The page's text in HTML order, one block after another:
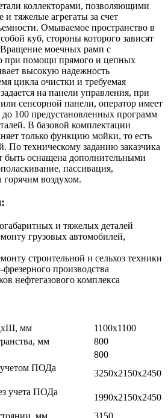
коллекторами, позволяющими
тяжелые агрегаты за счет
Омываемое пространство в
куб, стороны которого зависят
моечных рамп с
при помощи прямого и цепных
высокую надежность
цикла очистки и требуемая
на панели управления, при
сенсорной панели, оператор имеет
до 100 предустановленных программ
В базовой комплектации
только функцию мойки, то есть
По техническому заданию заказчика
быть оснащена дополнительными
пассивация,
воздухом.
и тяжелых деталей
грузовых автомобилей,
строительной и сельхоз техники
производства
нефтегазового комплекса
мм
1100х1100
мм
800
800
ПОДа
3250х2150х2450
учета ПОДа
1990х2150х2450